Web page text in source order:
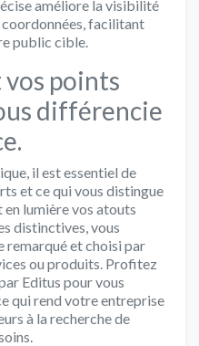
améliore la visibilité
facilitant
public cible.
points
différencie
il est essentiel de
et ce qui vous distingue
en lumière vos atouts
distinctives, vous
remarqué et choisi par
ou produits. Profitez
Editus pour vous
qui rend votre entreprise
à la recherche de